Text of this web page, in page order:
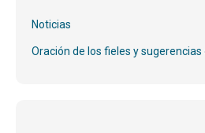
Noticias
Oración de los fieles y sugerencias